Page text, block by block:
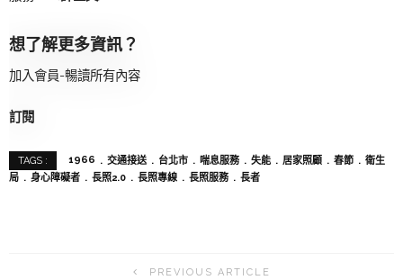
想了解更多資訊？
加入會員-暢讀所有內容
訂閱
TAGS : 1966 交通接送 台北市 喘息服務 失能 居家照顧 春節
衛生
局
身心障礙者 長照2.0 長照專線 長照服務 長者
PREVIOUS ARTICLE